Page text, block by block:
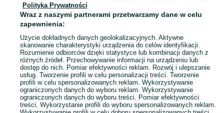
Mapa miejscowości
Mapa ministron
Polityka Prywatności
Wraz z naszymi partnerami przetwarzamy dane w celu
zapewnienia:
Użycie dokładnych danych geolokalizacyjnych. Aktywne
skanowanie charakterystyki urządzenia do celów identyfikacji.
Rozumienie odbiorców dzięki statystyce lub kombinacji danych z
różnych źródeł. Przechowywanie informacji na urządzeniu lub
dostęp do nich. Pomiar efektywności reklam. Rozwój i ulepszanie
usług. Tworzenie profili w celu personalizacji treści. Tworzenie
profili w celu spersonalizowanych reklam. Wykorzystywanie
ograniczonych danych do wyboru reklam. Wykorzystywanie
ograniczonych danych do wyboru treści. Pomiar efektywności
treści. Wykorzystanie profili do wyboru spersonalizowanych reklam.